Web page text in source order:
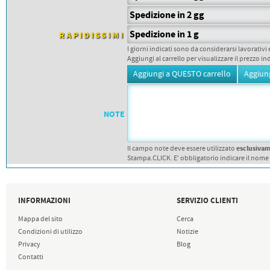
PETTORALI CON NOME ATLETA
Spedizione in 2 gg
RAPIDISSIMI Spedizione in 1 g
I giorni indicati sono da considerarsi
Aggiungi al carrello per visualizzare il prezzo
NOTE
Il campo note deve essere utilizzato
Stampa.CLICK. E' obbligatorio indicare il
INFORMAZIONI
Mappa del sito
Condizioni di utilizzo
Privacy
Contatti
SERVIZIO CLIENTI
Cerca
Notizie
Blog